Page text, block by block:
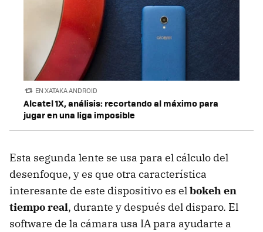
EN XATAKA ANDROID
Alcatel 1X, análisis: recortando al máximo para
jugar en una liga imposible
Esta segunda lente se usa para el cálculo del
desenfoque, y es que otra característica
interesante de este dispositivo es elbokeh en
tiempo real, durante y después del disparo. El
software de la cámara usa IA para ayudarte a